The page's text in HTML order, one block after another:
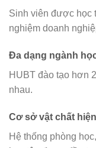
Sinh viên được học
nghiệm doanh
Đa dạng ngành
HUBT đào tạo hơn
nhau.
Cơ sở vật chất
Hệ thống phòng